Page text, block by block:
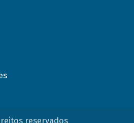
reservados